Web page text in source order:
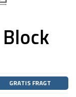
GRATIS FRAGT